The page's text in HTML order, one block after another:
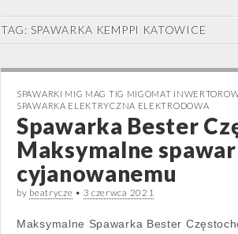
TAG: SPAWARKA KEMPPI KATOWICE
SPAWARKI MIG MAG TIG MIGOMAT
SPAWARKA ELEKTRYCZNA ELEKTRODOWA
Spawarka Bester
Maksymalne
cyjanowanemu
by beatrycze • 3 czerwca 2021
Maksymalne Spawarka Bester